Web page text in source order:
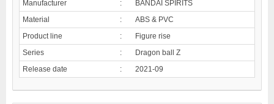
Manufacturer :
BANDAI SPIRITS
Material
:
ABS & PVC
Product line
:
Figure rise
Series
:
Dragon ball Z
Release date
: 2021-09